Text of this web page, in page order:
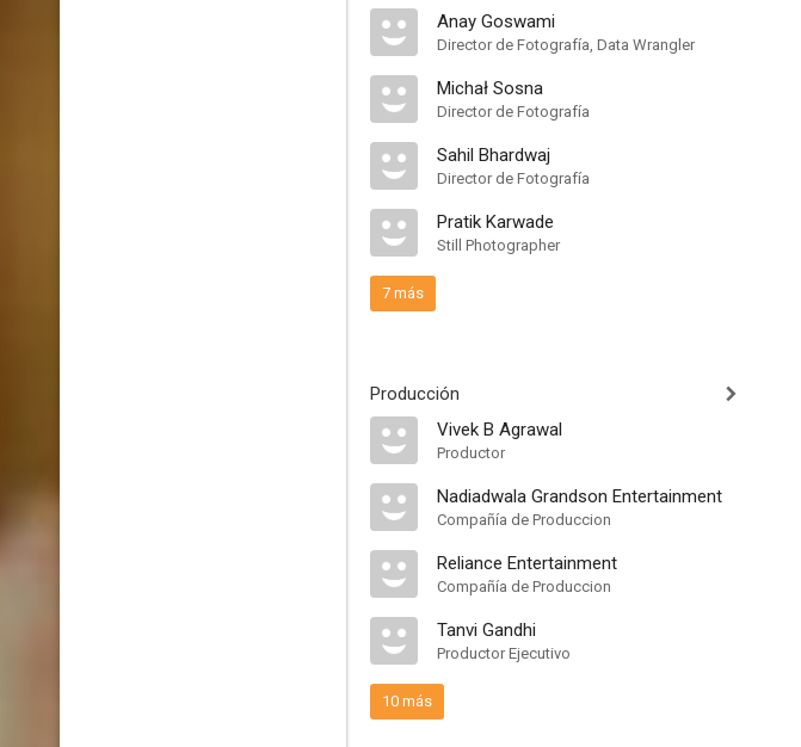
Anay Goswami
Director de Fotografía, Data Wrangler
Michał Sosna
Director de Fotografía
Sahil Bhardwaj
Director de Fotografía
Pratik Karwade
Still Photographer
7 más
Producción
Vivek B Agrawal
Productor
Nadiadwala Grandson Entertainment
Compañía de Produccion
Reliance Entertainment
Compañía de Produccion
Tanvi Gandhi
Productor Ejecutivo
10 más